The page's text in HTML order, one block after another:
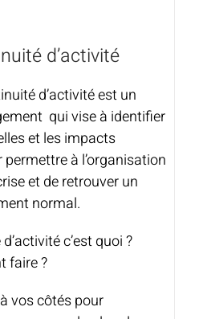
d’activité
d’activité est un
qui vise à identifier
et les impacts
à l’organisation
et de retrouver un
normal.
c’est quoi ?
faire ?
vos côtés pour